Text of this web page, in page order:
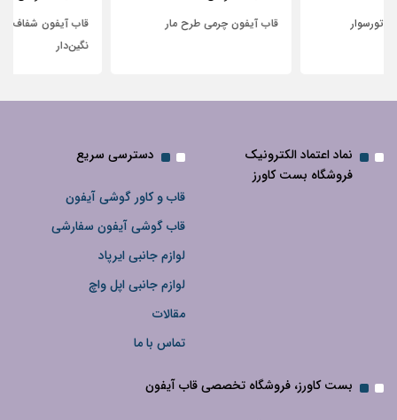
قاب آیفون چرمی طرح مار
قاب آیفون شفاف با پاپیون سفید و
نماد اعتماد الکترونیک
فروشگاه بست کاورز
دسترسی سریع
قاب و کاور گوشی آیفون
قاب گوشی آیفون سفارشی
لوازم جانبی ایرپاد
لوازم جانبی اپل واچ
مقالات
تماس با ما
بست کاورز، فروشگاه تخصصی قاب آیفون